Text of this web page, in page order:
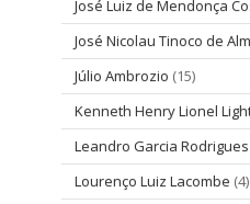
José Luiz de Mendonça
José Nicolau Tinoco de
Júlio Ambrozio (15)
Kenneth Henry Lionel
Leandro Garcia Rodrigues
Lourenço Luiz Lacombe (4)